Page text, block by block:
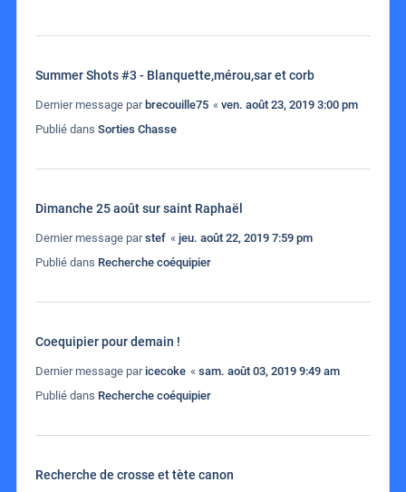
Summer Shots #3 - Blanquette,mérou,sar et corb
Dernier message par brecouille75 « ven. août 23, 2019 3:00 pm
Publié dans Sorties Chasse
Dimanche 25 août sur saint Raphaël
Dernier message parstef « jeu. août 22, 2019 7:59 pm
Publié dans Recherche coéquipier
Coequipier pour demain !
Dernier message paricecoke « sam. août 03, 2019 9:49 am
Publié dans Recherche coéquipier
Recherche de crosse et tète canon